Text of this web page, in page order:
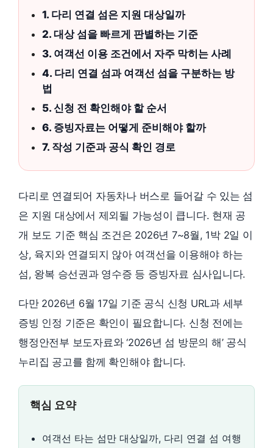
1. 다리 연결 섬은 지원 대상일까
2. 대상 섬을 빠르게 판별하는 기준
3. 여객선 이용 조건에서 자주 막히는 사례
4. 다리 연결 섬과 여객선 섬을 구분하는 방
법
5. 신청 전 확인해야 할 순서
6. 증빙자료는 어떻게 준비해야 할까
7. 작성 기준과 공식 확인 경로
다리로 연결되어 자동차나 버스로 들어갈 수 있는 섬
은 지원 대상에서 제외될 가능성이 큽니다. 현재 공
개 보도 기준 핵심 조건은 2026년 7~8월, 1박 2일 이
상, 육지와 연결되지 않아 여객선을 이용해야 하는
섬, 왕복 승선권과 영수증 등 증빙자료 심사입니다.
다만 2026년 6월 17일 기준 공식 신청 URL과 세부
증빙 인정 기준은 확인이 필요합니다. 신청 전에는
행정안전부 보도자료와 ‘2026년 섬 방문의 해’ 공식
누리집 공고를 함께 확인해야 합니다.
핵심 요약
여객선 타는 섬만 대상일까, 다리 연결 섬 여행